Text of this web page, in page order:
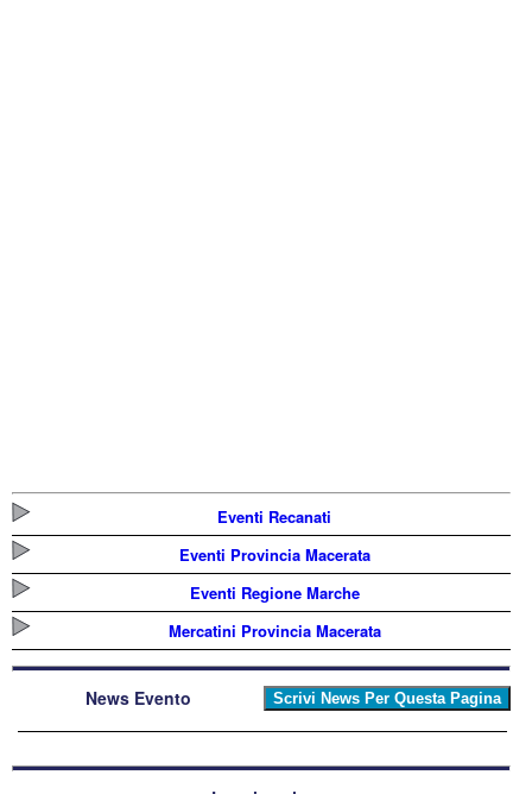
Eventi Recanati
Eventi Provincia Macerata
Eventi Regione Marche
Mercatini Provincia Macerata
News Evento